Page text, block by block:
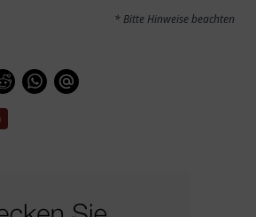
* Bitte Hinweise beachten